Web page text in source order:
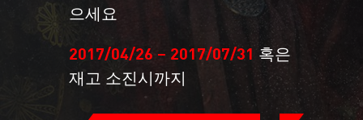
으세요
2017/04/26 – 2017/07/31 혹은
재고 소진시까지